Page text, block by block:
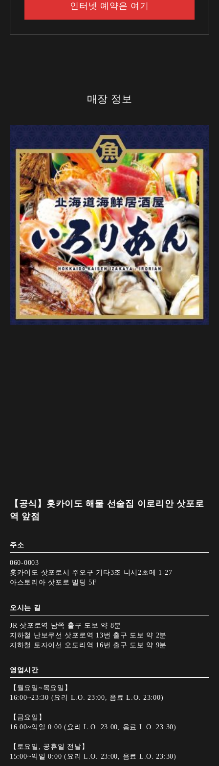
인터넷 예약은 여기
매장 정보
【공식】홋카이도 해물 선술집 이로리안 삿포로
역 앞점
주소
060-0003
홋카이도 삿포로시 주오구 기타3조 니시2초메 1-27
아스토리아 삿포로 빌딩 5F
오시는 길
JR 삿포로역 남쪽 출구 도보 약 8분
지하철 난보쿠선 삿포로역 13번 출구 도보 약 2분
지하철 토자이선 오도리역 16번 출구 도보 약 9분
영업시간
【월요일~목요일】
16:00~23:30 (요리 L.O. 23:00, 음료 L.O. 23:00)
【금요일】
16:00~익일 0:00 (요리 L.O. 23:00, 음료 L.O. 23:30)
【토요일, 공휴일 전날】
15:00~익일 0:00 (요리 L.O. 23:00, 음료 L.O. 23:30)